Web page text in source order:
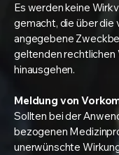
Es werden keine
gemacht, die über die
angegebene
geltenden rechtlichen
hinausgehen.
Meldung von
Sollten bei der
bezogenen
unerwünschte